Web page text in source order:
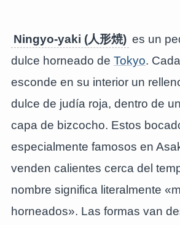
Ningyo-yaki (人形焼) es un
dulce horneado de Tokyo.
esconde en su interior un
dulce de judía roja, dentro de
capa de bizcocho. Estos
especialmente famosos en
venden calientes cerca del
nombre significa literalmente
horneados». Las formas van